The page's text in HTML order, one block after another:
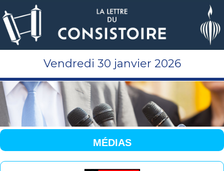
Vendredi 30 janvier 2026
MÉDIAS